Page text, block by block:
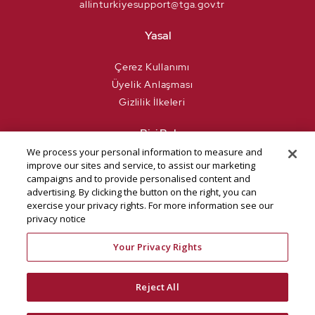
Cookies are using to personalize content and ads, to provide social media
allinturkiyesupport@tga.gov.tr
Yasal
Çerez Kullanımı
Üyelik Anlaşması
Gizlilik İlkeleri
Bizi Bul
Go Türkiye TGA
We process your personal information to measure and
improve our sites and service, to assist our marketing
campaigns and to provide personalised content and
advertising. By clicking the button on the right, you can
exercise your privacy rights. For more information see our
privacy notice
Your Privacy Rights
Reject All